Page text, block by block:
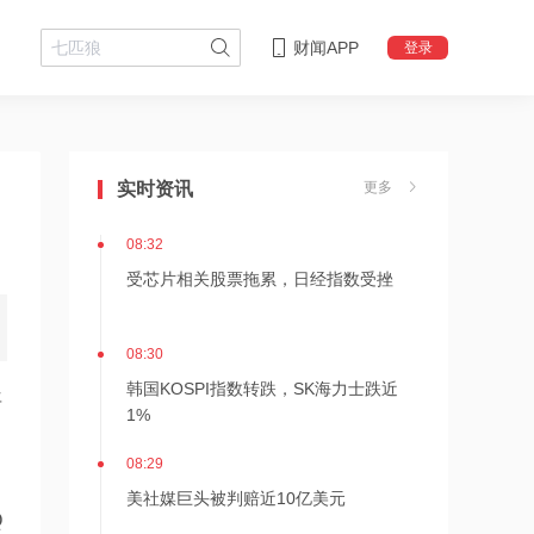
财闻APP 登录
实时资讯 更多
资人拒绝低位割肉
08:32
受芯片相关股票拖累，日经指数受挫
08:30
韩国KOSPI指数转跌，SK海力士跌近
1%
08:29
美社媒巨头被判赔近10亿美元